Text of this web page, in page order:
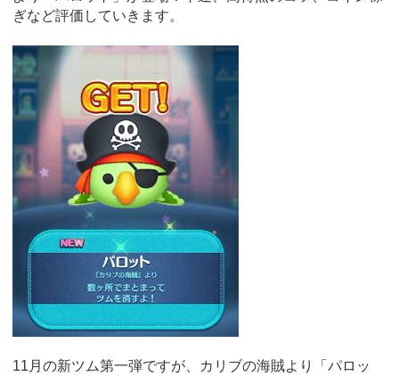
ぎなど評価していきます。
11月の新ツム第一弾ですが、カリブの海賊より「パロッ